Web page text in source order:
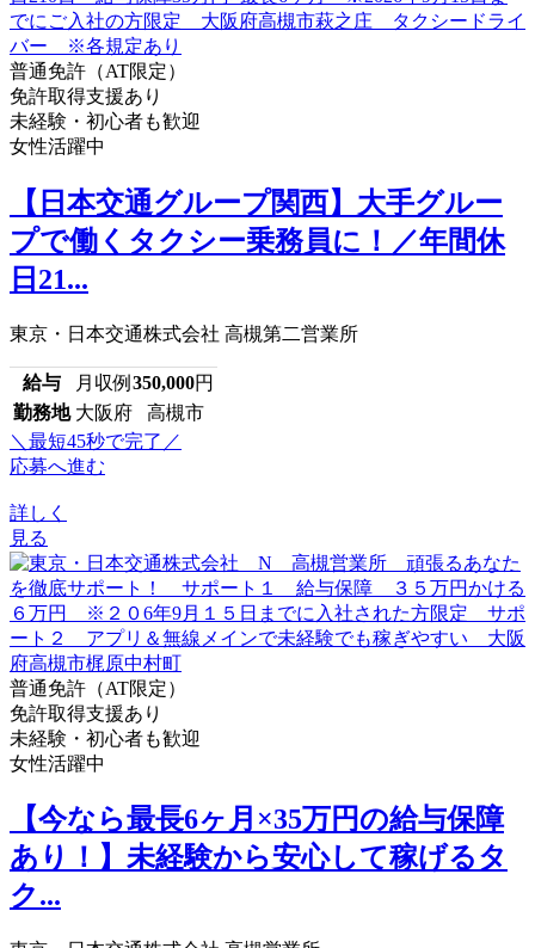
普通免許（AT限定）
免許取得支援あり
未経験・初心者も歓迎
女性活躍中
【日本交通グループ関西】大手グルー
プで働くタクシー乗務員に！／年間休
日21...
東京・日本交通株式会社 高槻第二営業所
給与 月収例 350,000円
勤務地 大阪府 高槻市
＼最短45秒で完了／
応募へ進む
詳しく
見る
普通免許（AT限定）
免許取得支援あり
未経験・初心者も歓迎
女性活躍中
【今なら最長6ヶ月×35万円の給与保障
あり！】未経験から安心して稼げるタ
ク...